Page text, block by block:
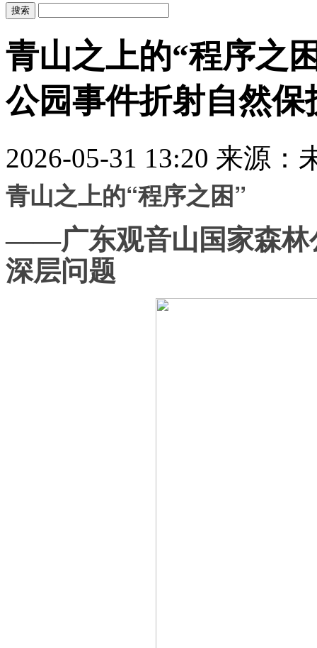
青山之上的“程序之
公园事件折射自然
2026-05-31 13:20 来源：
青山之上的“程序之困”
——广东观音山国家森林
深层问题